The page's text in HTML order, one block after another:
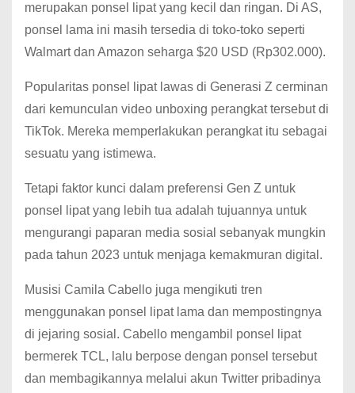
merupakan ponsel lipat yang kecil dan ringan. Di AS,
ponsel lama ini masih tersedia di toko-toko seperti
Walmart dan Amazon seharga $20 USD (Rp302.000).
Popularitas ponsel lipat lawas di Generasi Z cerminan
dari kemunculan video unboxing perangkat tersebut di
TikTok. Mereka memperlakukan perangkat itu sebagai
sesuatu yang istimewa.
Tetapi faktor kunci dalam preferensi Gen Z untuk
ponsel lipat yang lebih tua adalah tujuannya untuk
mengurangi paparan media sosial sebanyak mungkin
pada tahun 2023 untuk menjaga kemakmuran digital.
Musisi Camila Cabello juga mengikuti tren
menggunakan ponsel lipat lama dan mempostingnya
di jejaring sosial. Cabello mengambil ponsel lipat
bermerek TCL, lalu berpose dengan ponsel tersebut
dan membagikannya melalui akun Twitter pribadinya